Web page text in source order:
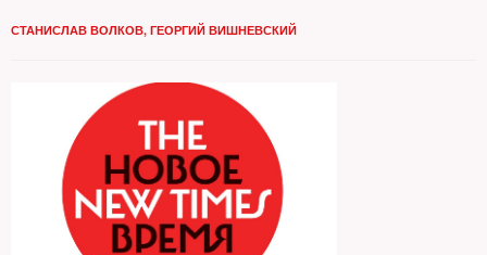
СТАНИСЛАВ ВОЛКОВ, ГЕОРГИЙ ВИШНЕВСКИЙ